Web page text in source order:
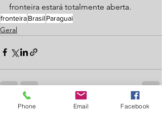
fronteira estará totalmente aberta.
fronteiraBrasilParaguai
Geral
Posts recentes Ver tudo
Phone Email Facebook